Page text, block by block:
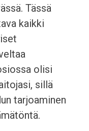
Tässä
kaikki
olisi
sillä
tarjoaminen